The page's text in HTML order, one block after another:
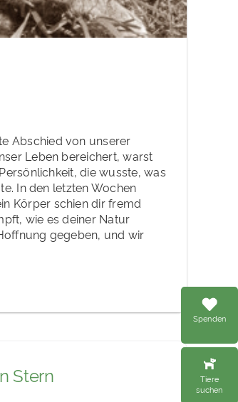
Spenden
Tiere
suchen
Abschied von unserer
Leben bereichert, warst
die wusste, was
In den letzten Wochen
Körper schien dir fremd
wie es deiner Natur
gegeben, und wir
Stern